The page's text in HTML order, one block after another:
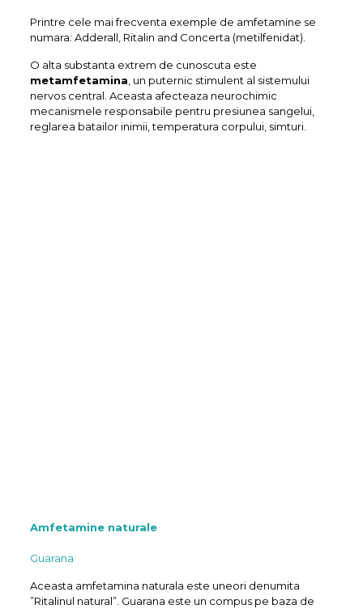
Printre cele mai frecventa exemple de amfetamine se
numara: Adderall, Ritalin and Concerta (metilfenidat).
O alta substanta extrem de cunoscuta este
metamfetamina , un puternic stimulent al sistemului
nervos central. Aceasta afecteaza neurochimic
mecanismele responsabile pentru presiunea sangelui,
reglarea batailor inimii, temperatura corpului, simturi.
Amfetamine naturale
Guarana
Aceasta amfetamina naturala este uneori denumita
”Ritalinul natural”. Guarana este un compus pe baza de